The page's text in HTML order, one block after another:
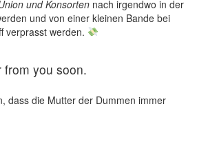
und Konsorten nach irgendwo in der
und von einer kleinen Bande bei
verprasst werden.
from you soon.
dass die Mutter der Dummen immer